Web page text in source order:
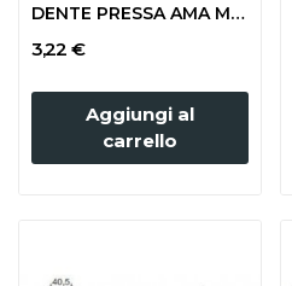
DENTE PRESSA AMA MEDIA 202011
3,22 €
Aggiungi al
carrello